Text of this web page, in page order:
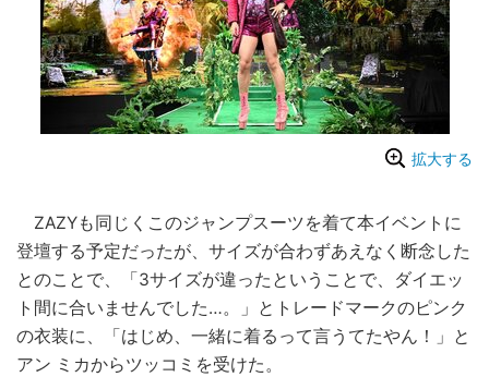
拡大する
ZAZYも同じくこのジャンプスーツを着て本イベントに
登壇する予定だったが、サイズが合わずあえなく断念した
とのことで、「3サイズが違ったということで、ダイエッ
ト間に合いませんでした…。」とトレードマークのピンク
の衣装に、「はじめ、一緒に着るって言うてたやん！」と
アン ミカからツッコミを受けた。